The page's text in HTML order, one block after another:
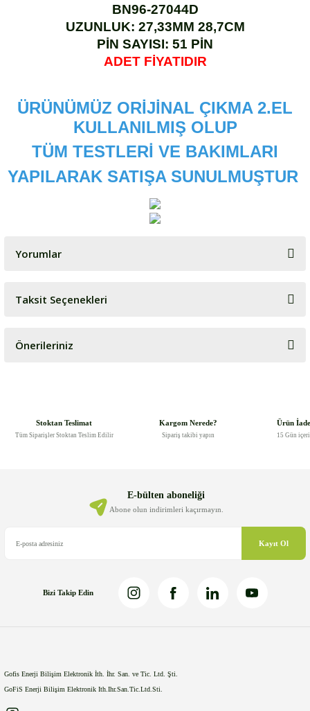
BN96-27044D
UZUNLUK: 27,33MM 28,7CM
PİN SAYISI: 51 PİN
ADET FİYATIDIR
ÜRÜNÜMÜZ ORİJİNAL ÇIKMA 2.EL
KULLANILMIŞ OLUP
TÜM TESTLERİ VE BAKIMLARI
YAPILARAK SATIŞA SUNULMUŞTUR
Yorumlar
Bu ürüne ilk yorumu siz yapın!
Taksit Seçenekleri
Önerileriniz
Ürün bilgilerinde hatalar bulunuyor.
Ürün fiyatı diğer sitelerden daha pahalı.
Stoktan Teslimat
Tüm Siparişler Stoktan Teslim Edilir
Kargom Nerede?
Sipariş takibi yapın
Ürün
15 Gün
E-bülten aboneliği
Abone olun indirimleri kaçırmayın.
Kayıt Ol
Bizi Takip Edin
Gofis Enerji Bilişim Elektronik İth. İhr. San. ve Tic. Ltd. Şti.
GoFiS Enerji Bilişim Elektronik Ith.Ihr.San.Tic.Ltd.Sti.